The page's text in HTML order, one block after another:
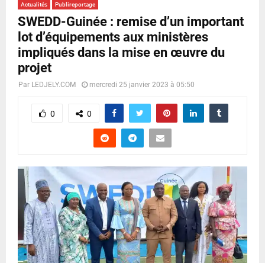
U
Actualités Publireportage
SWEDD-Guinée : remise d’un important
lot d’équipements aux ministères
impliqués dans la mise en œuvre du
projet
Par LEDJELY.COM mercredi 25 janvier 2023 à 05:50
0 0